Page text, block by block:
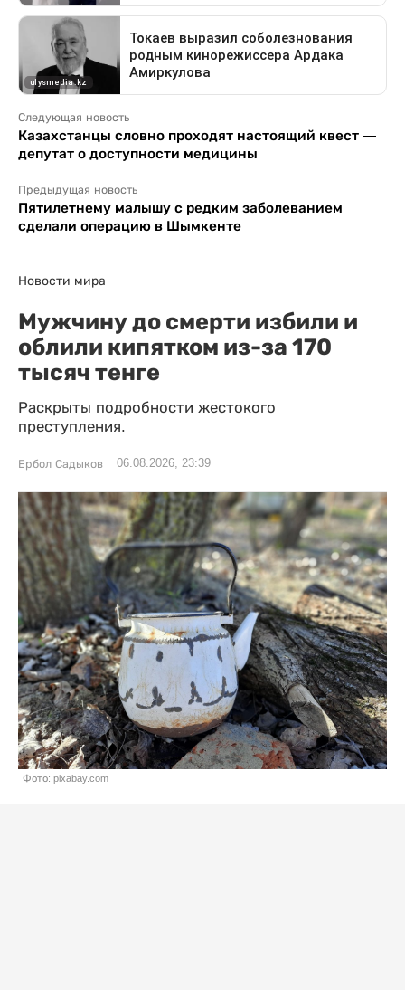
Следующая новость
Казахстанцы словно проходят настоящий квест —
депутат о доступности медицины
Предыдущая новость
Пятилетнему малышу с редким заболеванием
сделали операцию в Шымкенте
Новости мира
Мужчину до смерти избили и
облили кипятком из-за 170
тысяч тенге
Раскрыты подробности жестокого
преступления.
Ербол Садыков 06.08.2026, 23:39
Фото: pixabay.com